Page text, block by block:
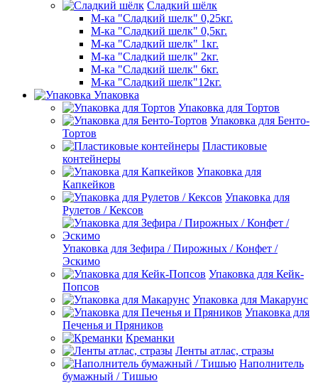
Сладкий шёлк
М-ка "Сладкий шелк" 0,25кг.
М-ка "Сладкий шелк" 0,5кг.
М-ка "Сладкий шелк" 1кг.
М-ка "Сладкий шелк" 2кг.
М-ка "Сладкий шелк" 6кг.
М-ка "Сладкий шелк"12кг.
Упаковка
Упаковка для Тортов
Упаковка для Бенто-
Тортов
Пластиковые
контейнеры
Упаковка для
Капкейков
Упаковка для
Рулетов / Кексов
Упаковка для Зефира / Пирожных / Конфет /
Эскимо
Упаковка для Кейк-
Попсов
Упаковка для Макарунс
Упаковка для
Печенья и Пряников
Креманки
Ленты атлас, стразы
Наполнитель
бумажный / Тишью